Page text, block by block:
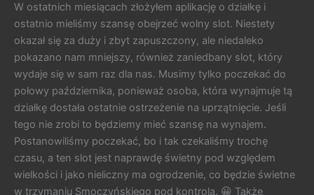
W ostatnich miesiącach złożyłem aplikację o działkę i
ostatnio mieliśmy szansę obejrzeć wolny slot. Niestety
okazał się za duży i zbyt zapuszczony, ale niedaleko
pokazano nam mniejszy, również zaniedbany slot, który
wydaje się w sam raz dla nas. Musimy tylko poczekać do
połowy października, ponieważ osoba, która wynajmuje tą
działkę dostała ostatnie ostrzeżenie na uprzątnięcie. Jeśli
tego nie zrobi to będziemy mieć szansę na wynajem.
Postanowiliśmy poczekać, bo i tak czekaliśmy trochę
czasu, a ten slot jest naprawdę świetny pod względem
wielkości i jako nieliczny ma ogrodzenie, co będzie świetne
w trzymaniu Smoczyńskiego pod kontrolą. 😀 Także